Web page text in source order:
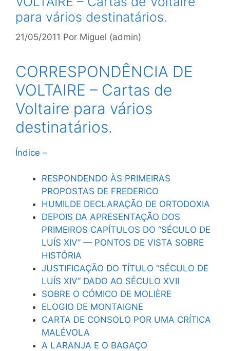
para vários destinatários.
21/05/2011 Por Miguel (admin)
CORRESPONDÊNCIA DE
VOLTAIRE – Cartas de
Voltaire para vários
destinatários.
Índice –
RESPONDENDO ÀS PRIMEIRAS
PROPOSTAS DE FREDERICO
HUMILDE DECLARAÇÃO DE ORTODOXIA
DEPOIS DA APRESENTAÇÃO DOS
PRIMEIROS CAPÍTULOS DO “SÉCULO DE
LUÍS XIV” — PONTOS DE VISTA SOBRE
HISTÓRIA
JUSTIFICAÇÃO DO TÍTULO “SÉCULO DE
LUÍS XIV” DADO AO SÉCULO XVII
SOBRE O CÓMICO DE MOLIÈRE
ELOGIO DE MONTAIGNE
CARTA DE CONSOLO POR UMA CRÍTICA
MALÉVOLA
A LARANJA E O BAGAÇO